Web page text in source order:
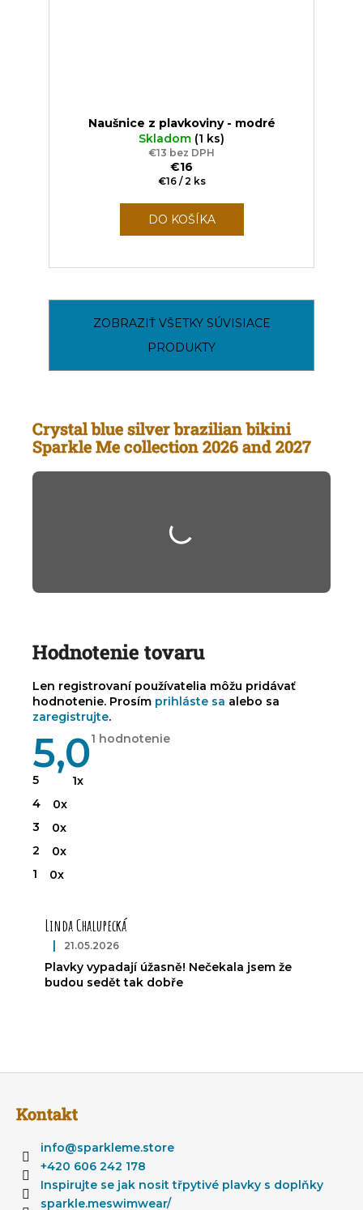
Naušnice z plavkoviny - modré
Skladom (1 ks)
€13 bez DPH
€16
Jednotková
€16 / 2 ks
DO KOŠÍKA
ZOBRAZIŤ VŠETKY SÚVISIACE
PRODUKTY
Crystal blue silver brazilian bikini
Sparkle Me collection 2026 and 2027
Hodnotenie tovaru
Len registrovaní používatelia môžu pridávať
hodnotenie. Prosím prihláste sa alebo sa
zaregistrujte.
5,0Priemerné
1 hodnotenie
5
1x
4
0x
3
0x
2
0x
1
0x
t
í
Linda Chalupecká
Hodnotenie produktu je 5 z 5 hviezdičiek.
| 21.05.2026
Plavky vypadají úžasně! Nečekala jsem že
budou sedět tak dobře
Kontakt
info@sparkleme.store
+420 606 242 178
Inspirujte se jak nosit třpytivé plavky s doplňky
sparkle.meswimwear/